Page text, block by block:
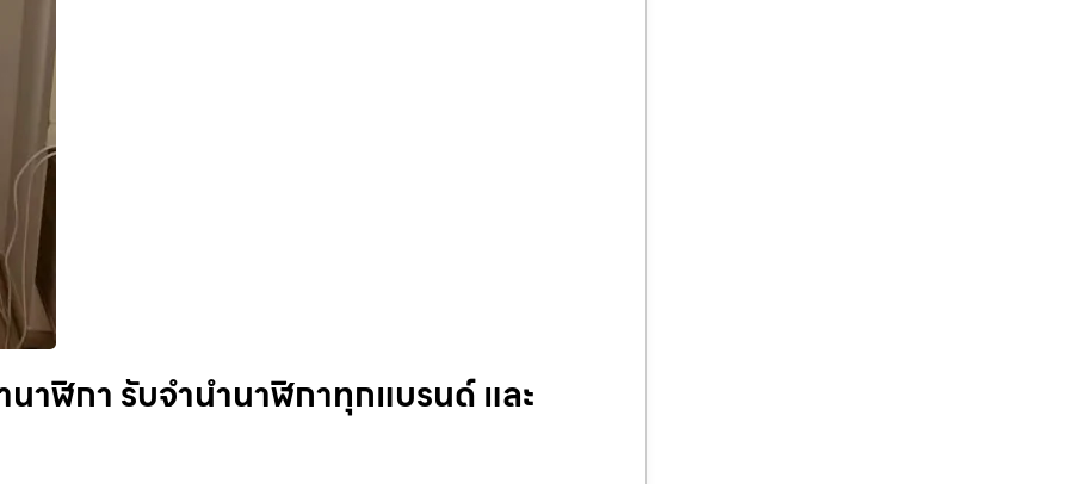
นาฬิกา รับจำนำนาฬิกาทุกแบรนด์ และ